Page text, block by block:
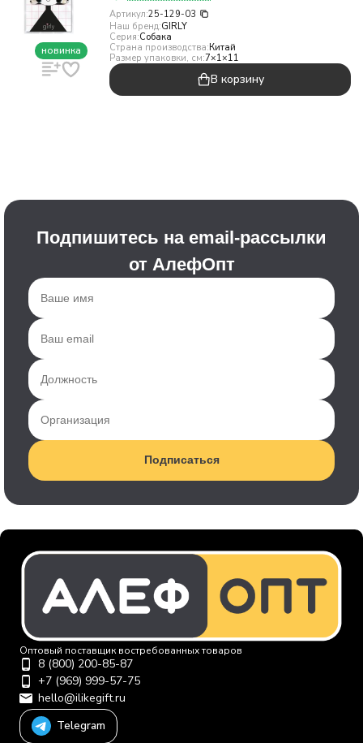
новинка
Артикул:25-129-03
Наш бренд:GIRLY
Серия:Собака
Страна производства:Китай
Размер упаковки, см:7×1×11
В корзину
Подпишитесь на email-рассылки
от АлефОпт
Подписаться
Оптовый поставщик востребованных товаров
8 (800) 200-85-87
+7 (969) 999-57-75
hello@ilikegift.ru
Telegram